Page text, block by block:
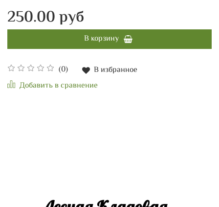
(0)
В избранное
Добавить в сравнение
250.00 руб
В корзину